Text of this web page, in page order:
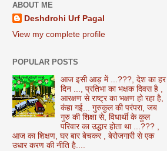
ABOUT ME
Deshdrohi Urf Pagal
View my complete profile
POPULAR POSTS
आज इसी आड़ में ...???, देश का हर
दिन ..., प्रतिभा का भक्षक दिवस है ,
आरक्षण से राष्ट्र का भक्षण हो रहा है,
कंहा गई... गुरुकुल की परंपरा, जब
गुरु की शिक्षा से, विधार्थी के कुल
परिवार का उद्धार होता था ...??? ,
आज का शिक्षण, घर बार बेचकर , बेरोजगारी से एक
उधार करण की नीति है....